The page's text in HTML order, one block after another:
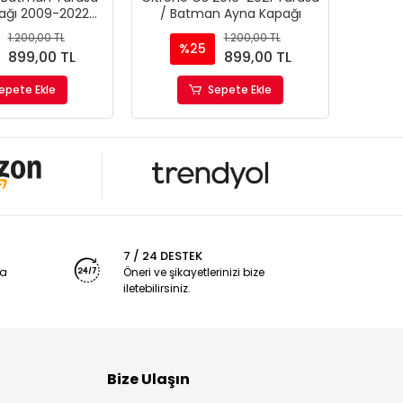
2009-2022
Siyah Piano
Black
1.200,00 TL
899,00 TL
Ekle
/ Batman Ayna Kapağı
%25
1.200,00 TL
899,00 TL
Sepete Ekle
7 / 24 DESTEK
Öneri ve şikayetlerinizi bize
iletebilirsiniz.
Bize Ulaşın